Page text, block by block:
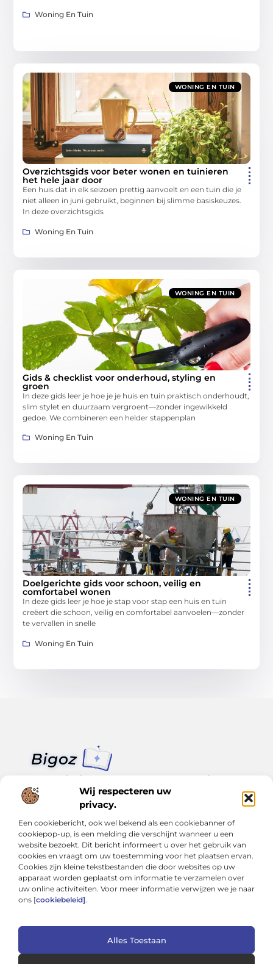
Wij respecteren uw
privacy.
Een cookiebericht, ook wel bekend als een cookiebanner of
cookiepop-up, is een melding die verschijnt wanneer u een
website bezoekt. Dit bericht informeert u over het gebruik van
cookies en vraagt om uw toestemming voor het plaatsen ervan.
Cookies zijn kleine tekstbestanden die door websites op uw
apparaat worden geplaatst om informatie te verzamelen over
uw online activiteiten. Voor meer informatie verwijzen we je naar
ons [cookiebeleid].
Alles Toestaan
Woning En Tuin
WONING EN TUIN
Overzichtsgids voor beter wonen en tuinieren
het hele jaar door
Een huis dat in elk seizoen prettig aanvoelt en een tuin die je
niet alleen in juni gebruikt, beginnen bij slimme basiskeuzes.
In deze overzichtsgids
Woning En Tuin
WONING EN TUIN
Gids & checklist voor onderhoud, styling en
groen
In deze gids leer je hoe je je huis en tuin praktisch onderhoudt,
slim stylet en duurzaam vergroent—zonder ingewikkeld
gedoe. We combineren een helder stappenplan
Woning En Tuin
WONING EN TUIN
Doelgerichte gids voor schoon, veilig en
comfortabel wonen
In deze gids leer je hoe je stap voor stap een huis en tuin
creëert die schoon, veilig en comfortabel aanvoelen—zonder
te vervallen in snelle
Woning En Tuin
Van klein nieuws tot grote trends – alles op Bigoz.nl.
Lees inspirerende blogs en artikelen over het dagelijks leven,
actualiteit en meer.
Bericht categorie
Onze informatie
Cookiebeleid (EU)